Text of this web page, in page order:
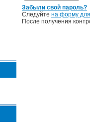
Забыли свой пароль?
Следуйте на форму
После получения